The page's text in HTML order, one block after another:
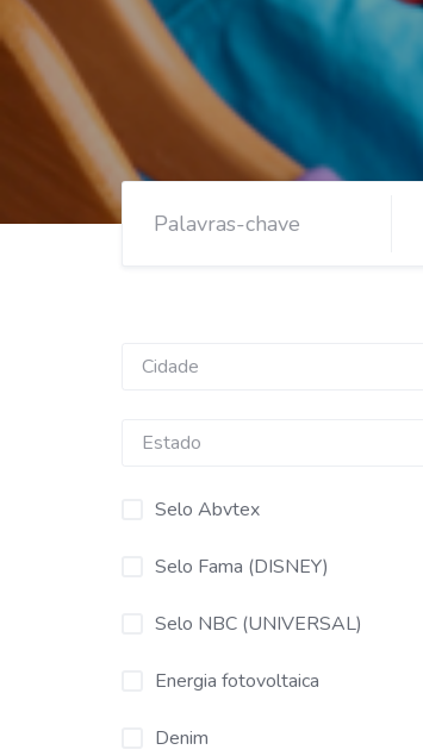
Selo Abvtex
Selo Fama (DISNEY)
Selo NBC (UNIVERSAL)
Energia fotovoltaica
Denim